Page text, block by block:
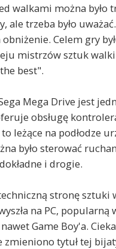
walkami można było
ale trzeba było
Celem gry
mistrzów sztuk
best".
Mega Drive jest
obsługę
leżące na podłodze
było sterować
i drogie.
stronę sztuki
na PC, popularną
Game Boy'a.
zmieniono tytuł tej